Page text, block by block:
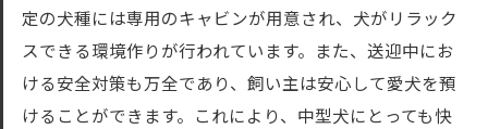
定の犬種には専用のキャビンが用意され、犬がリラック
スできる環境作りが行われています。また、送迎中にお
ける安全対策も万全であり、飼い主は安心して愛犬を預
けることができます。これにより、中型犬にとっても快